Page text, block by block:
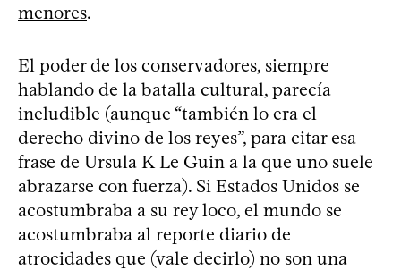
menores.
El poder de los conservadores, siempre
hablando de la batalla cultural, parecía
ineludible (aunque “también lo era el
derecho divino de los reyes”, para citar esa
frase de Ursula K Le Guin a la que uno suele
abrazarse con fuerza). Si Estados Unidos se
acostumbraba a su rey loco, el mundo se
acostumbraba al reporte diario de
atrocidades que (vale decirlo) no son una